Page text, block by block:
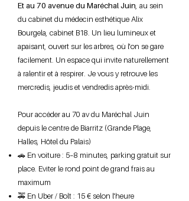
Et au 70 avenue du Maréchal Juin , au sein
du cabinet du médecin esthétique Alix
Bourgela, cabinet B18. Un lieu lumineux et
apaisant, ouvert sur les arbres, où l'on se gare
facilement. Un espace qui invite naturellement
à ralentir et à respirer. Je vous y retrouve les
mercredis, jeudis et vendredis après-midi.
Pour accéder au 70 av du Maréchal Juin
depuis le centre de Biarritz (Grande Plage,
Halles, Hôtel du Palais)
🚗 En voiture : 5–8 minutes, parking gratuit sur
place. Eviter le rond point de grand frais au
maximum
🚕 En Uber / Bolt : 15 € selon l'heure